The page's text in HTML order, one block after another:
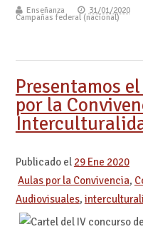
Enseñanza 31/01/2020
Campañas federal (nacional)
Presentamos
por la
Publicado el 29 Ene 2020
Aulas por la Convivencia,
Audiovisuales,